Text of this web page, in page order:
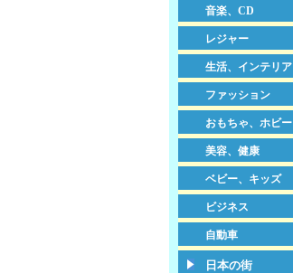
音楽、CD
レジャー
生活、インテリア
ファッション
おもちゃ、ホビー
美容、健康
ベビー、キッズ
ビジネス
自動車
日本の街